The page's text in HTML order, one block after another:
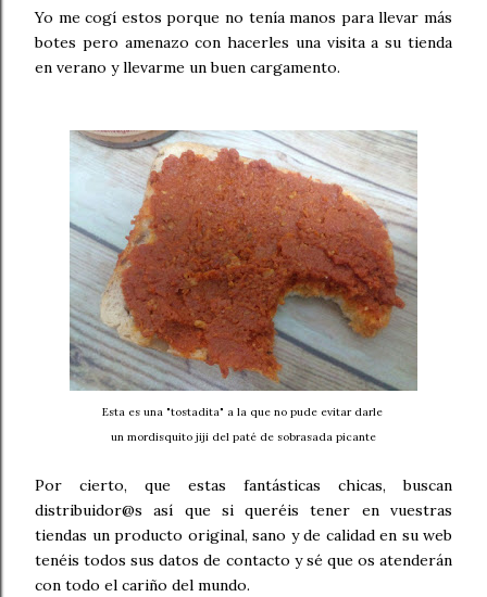
Yo me cogí estos porque no tenía manos para llevar más
botes pero amenazo con hacerles una visita a su tienda
en verano y llevarme un buen cargamento.
Esta es una "tostadita" a la que no pude evitar darle
un mordisquito jiji del paté de sobrasada picante
Por cierto, que estas fantásticas chicas, buscan
distribuidor@s así que si queréis tener en vuestras
tiendas un producto original, sano y de calidad en su web
tenéis todos sus datos de contacto y sé que os atenderán
con todo el cariño del mundo.